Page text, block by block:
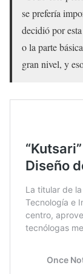
se prefería
decidió por
o la parte
gran nivel, y